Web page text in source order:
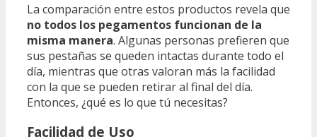
La comparación entre estos productos revela que
no todos los pegamentos funcionan de la
misma manera. Algunas personas prefieren que
sus pestañas se queden intactas durante todo el
día, mientras que otras valoran más la facilidad
con la que se pueden retirar al final del día.
Entonces, ¿qué es lo que tú necesitas?
Facilidad de Uso